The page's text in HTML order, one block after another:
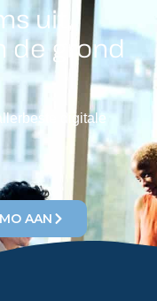
uit,
de grond
digitale
AAN